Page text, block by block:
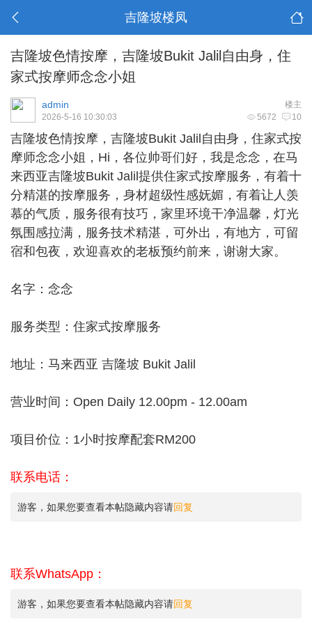
吉隆坡楼凤
吉隆坡色情按摩，吉隆坡Bukit Jalil自由身，住
家式按摩师念念小姐
楼主
admin
5672 10
2026-5-16 10:30:03
吉隆坡色情按摩 ，吉隆坡Bukit Jalil自由身，住家式按
摩师念念小姐，Hi，各位帅哥们好，我是念念，在马
来西亚吉隆坡Bukit Jalil提供住家式按摩服务，有着十
分精湛的按摩服务，身材超级性感妩媚，有着让人羡
慕的气质，服务很有技巧，家里环境干净温馨，灯光
氛围感拉满，服务技术精湛，可外出，有地方，可留
宿和包夜，欢迎喜欢的老板预约前来，谢谢大家。
名字：念念
服务类型：住家式按摩服务
地址：马来西亚 吉隆坡 Bukit Jalil
营业时间：Open Daily 12.00pm - 12.00am
项目价位：1小时按摩配套RM200
联系电话：
游客，如果您要查看本帖隐藏内容请回复
联系WhatsApp：
游客，如果您要查看本帖隐藏内容请回复